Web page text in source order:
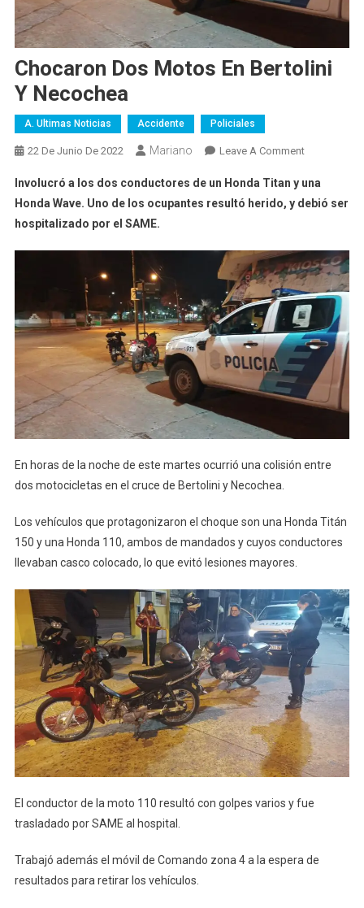
Chocaron Dos Motos En Bertolini
Y Necochea
A. Ultimas Noticias Accidente Policiales
22 De Junio De 2022 Mariano Leave A CommentOn
Dos
Motos
Y
Necochea
Involucró a los dos conductores de un Honda Titan y una
Honda Wave. Uno de los ocupantes resultó herido, y debió ser
hospitalizado por el SAME.
En horas de la noche de este martes ocurrió una colisión entre
dos motocicletas en el cruce de Bertolini y Necochea.
Los vehículos que protagonizaron el choque son una Honda Titán
150 y una Honda 110, ambos de mandados y cuyos conductores
llevaban casco colocado, lo que evitó lesiones mayores.
El conductor de la moto 110 resultó con golpes varios y fue
trasladado por SAME al hospital.
Trabajó además el móvil de Comando zona 4 a la espera de
resultados para retirar los vehículos.